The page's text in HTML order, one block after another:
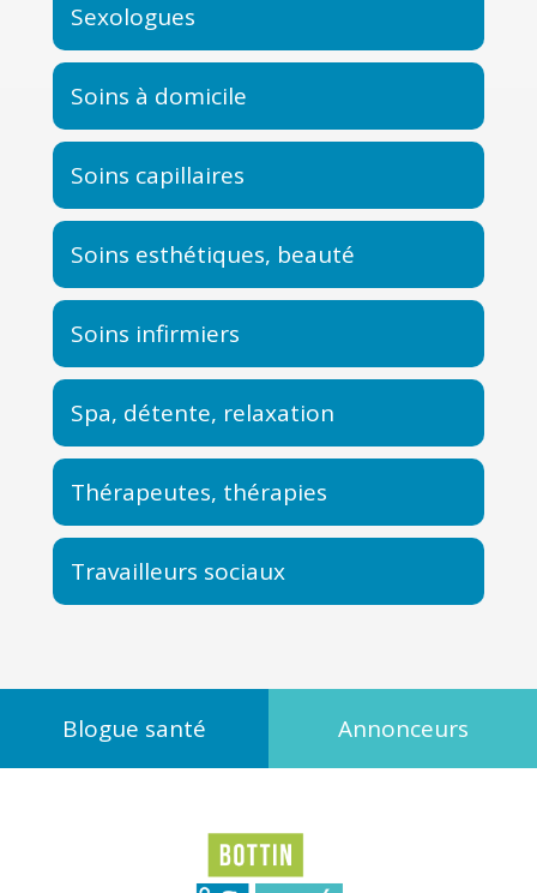
Sexologues
Soins à domicile
Soins capillaires
Soins esthétiques, beauté
Soins infirmiers
Spa, détente, relaxation
Thérapeutes, thérapies
Travailleurs sociaux
Blogue santé Annonceurs